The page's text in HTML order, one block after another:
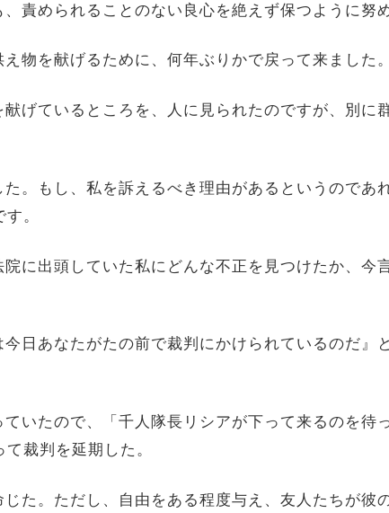
責められることのない良心を絶えず保つように努
物を献げるために、何年ぶりかで戻って来ました。
げているところを、人に見られたのですが、別に
。もし、私を訴えるべき理由があるというのであ
。
に出頭していた私にどんな不正を見つけたか、今
日あなたがたの前で裁判にかけられているのだ』
いたので、「千人隊長リシアが下って来るのを待
裁判を延期した。
た。ただし、自由をある程度与え、友人たちが彼